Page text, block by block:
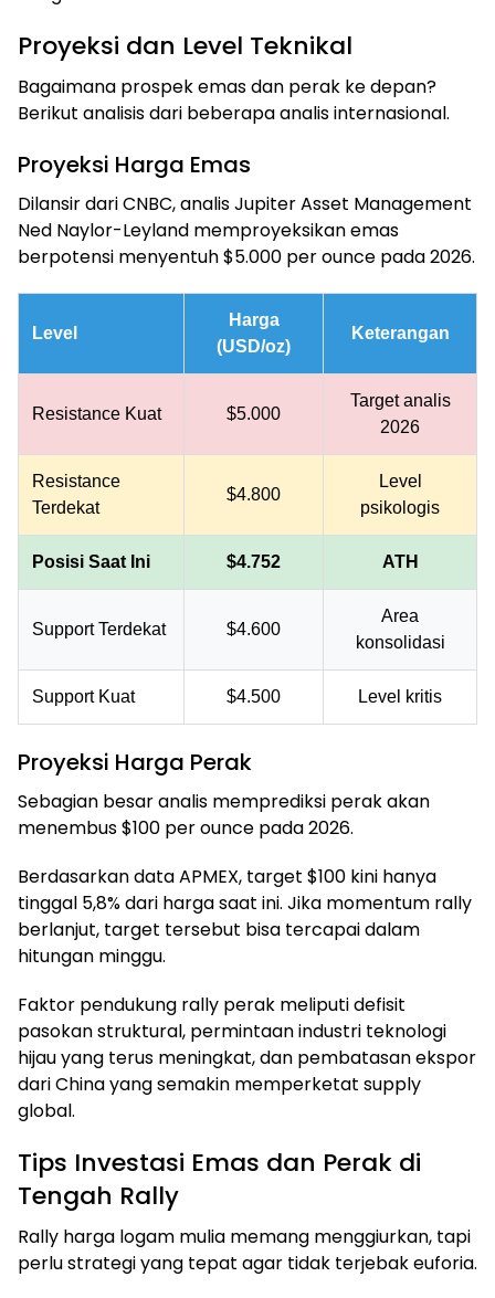
Proyeksi dan Level Teknikal
Bagaimana prospek emas dan perak ke depan?
Berikut analisis dari beberapa analis internasional.
Proyeksi Harga Emas
Dilansir dari CNBC, analis Jupiter Asset Management
Ned Naylor-Leyland memproyeksikan emas
berpotensi menyentuh $5.000 per ounce pada 2026.
Level
Harga
(USD/oz)
Keterangan
Resistance Kuat $5.000
Target analis
2026
Resistance
Terdekat
$4.800
Level
psikologis
Posisi Saat Ini $4.752 ATH
Support Terdekat $4.600
Area
konsolidasi
Support Kuat $4.500 Level kritis
Proyeksi Harga Perak
Sebagian besar analis memprediksi perak akan
menembus $100 per ounce pada 2026.
Berdasarkan data APMEX, target $100 kini hanya
tinggal 5,8% dari harga saat ini. Jika momentum rally
berlanjut, target tersebut bisa tercapai dalam
hitungan minggu.
Faktor pendukung rally perak meliputi defisit
pasokan struktural, permintaan industri teknologi
hijau yang terus meningkat, dan pembatasan ekspor
dari China yang semakin memperketat supply
global.
Tips Investasi Emas dan Perak di
Tengah Rally
Rally harga logam mulia memang menggiurkan, tapi
perlu strategi yang tepat agar tidak terjebak euforia.